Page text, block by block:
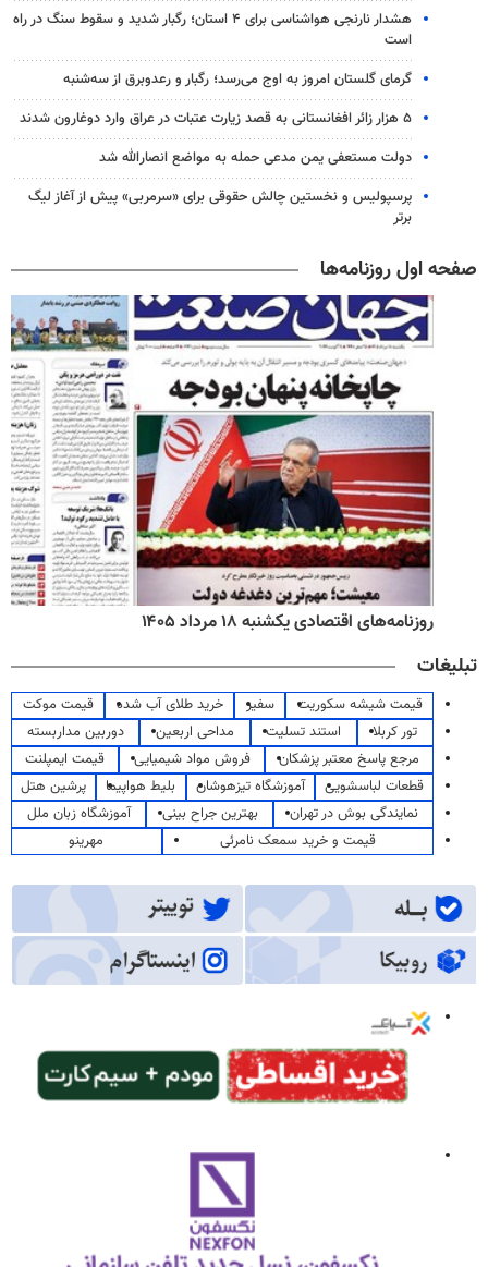
هشدار نارنجی هواشناسی برای ۴ استان؛ رگبار شدید و سقوط سنگ در راه
است
گرمای گلستان امروز به اوج می‌رسد؛ رگبار و رعدوبرق از سه‌شنبه
۵ هزار زائر افغانستانی به قصد زیارت عتبات در عراق وارد دوغارون شدند
دولت مستعفی یمن مدعی حمله به مواضع انصارالله شد
پرسپولیس و نخستین چالش حقوقی برای «سرمربی» پیش از آغاز لیگ
برتر
صفحه اول روزنامه‌ها
روزنامه‌های اقتصادی یکشنبه ۱۸ مرداد ۱۴۰۵
تبلیغات
قیمت شیشه سکوریت سفیر خرید طلای آب شده
قیمت موکت
تور کربلا
استند تسلیت مداحی اربعین
دوربین مداربسته
مرجع پاسخ معتبر پزشکان
فروش مواد شیمیایی
قیمت ایمپلنت
قطعات لباسشویی
آموزشگاه تیزهوشان بلیط هواپیما
پرشین هتل
نمایندگی بوش در تهران
بهترین جراح بینی
آموزشگاه زبان ملل
قیمت و خرید سمعک نامرئی
مهرینو